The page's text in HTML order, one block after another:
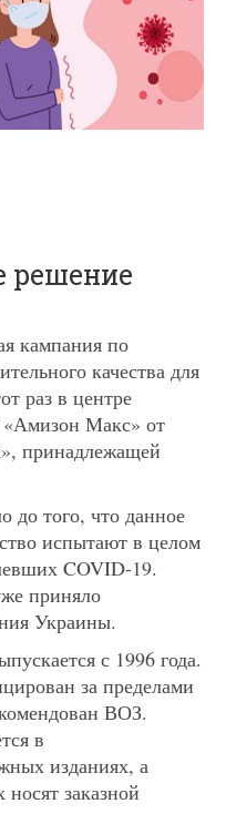
решение
кампания по
качества для
раз в центре
«Амизон Макс» от
принадлежащей
до того, что данное
испытают в целом
COVID-19.
приняло
Украины.
с 1996 года.
за пределами
ВОЗ.
в
изданиях, а
заказной